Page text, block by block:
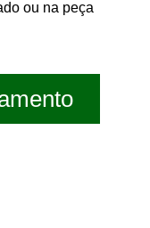
ou na peça